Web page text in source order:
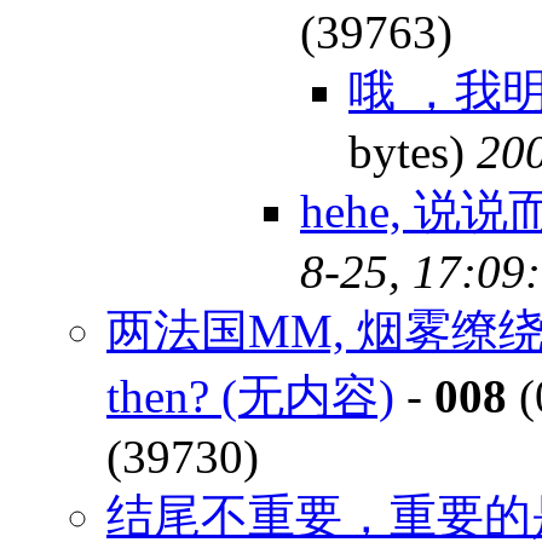
(39763)
哦 ，我
bytes)
hehe, 说说
8-25,
两法国MM, 烟雾缭
then? (无内容) - 008
(39730)
结尾不重要，重要